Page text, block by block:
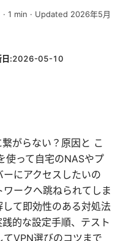
· 1 min · Updated 2026年5月
日:2026-05-10
がらない？原因と こ
使って自宅のNASやプ
にアクセスしたいの
ークへ跳ねられてしま
て即効性のある対処法
的な設定手順、テスト
VPN選びのコツまで